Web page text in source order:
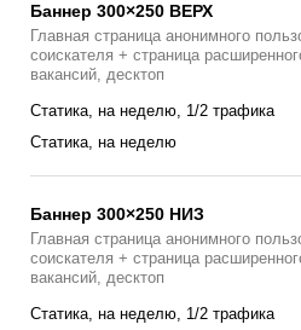
Баннер 300×250 ВЕРХ
Главная страница анонимного
соискателя + страница
вакансий, десктоп
Статика, на неделю, 1/2 трафика
Статика, на неделю
Баннер 300×250 НИЗ
Главная страница анонимного
соискателя + страница
вакансий, десктоп
Статика, на неделю, 1/2 трафика